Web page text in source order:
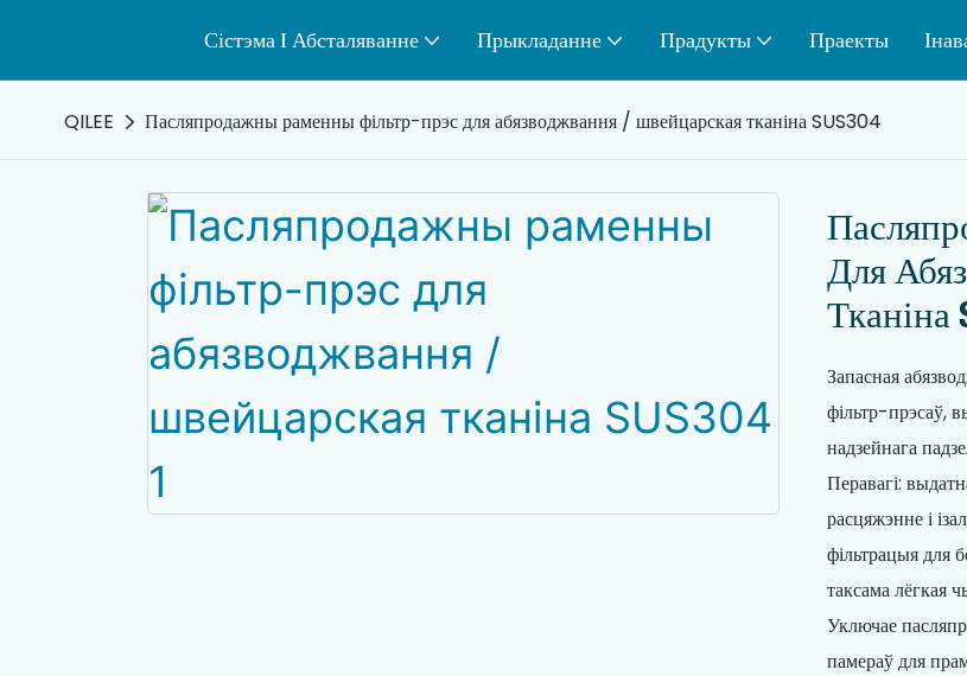
Сістэма І Абсталяванне Прыкладанне Прадукты Праекты
QILEE Пасляпродажны раменны фільтр-прэс для абязводжвання / швейцарская тканіна SUS304
Для
Тканіна
Запасная
фільтр-прэсаў,
надзейнага
Перавагі:
расцяжэнне і
фільтрацыя для
таксама лёгкая
Уключае
памераў для